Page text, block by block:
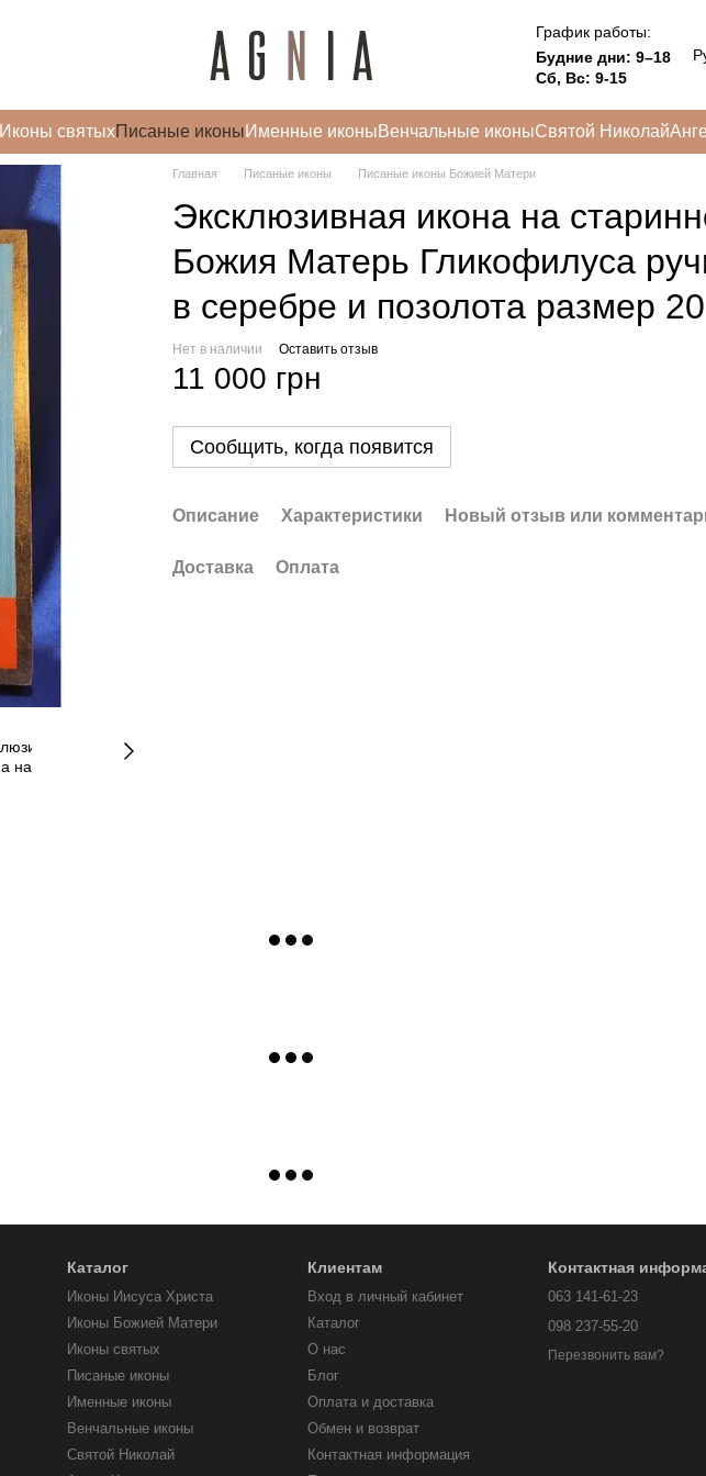
График работы:
Будние дни: 9–18
Сб, Вс: 9-15
Иконы святыхПисаные иконыИменные иконыВенчальные иконыСвятой Николай
Главная Писаные иконы Писаные иконы Божией Матери
Эксклюзивная икона на
Божия Матерь Гликофилуса
в серебре и позолота размер
Нет в наличии Оставить отзыв
11 000 грн
Сообщить, когда появится
Описание Характеристики Новый отзыв или
Доставка Оплата
Каталог
Иконы Иисуса Христа
Иконы Божией Матери
Иконы святых
Писаные иконы
Именные иконы
Венчальные иконы
Святой Николай
Клиентам
Вход в личный кабинет
Каталог
О нас
Блог
Оплата и доставка
Обмен и возврат
Контактная информация
Контактная
063 141-61-23
098 237-55-20
Перезвонить вам?